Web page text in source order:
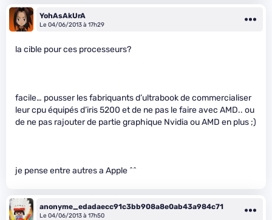
YohAsAkUrA
Le 04/06/2013 à 17h29
la cible pour ces processeurs?
facile… pousser les fabriquants d’ultrabook de commercialiser
leur cpu équipés d’iris 5200 et de ne pas le faire avec AMD.. ou
de ne pas rajouter de partie graphique Nvidia ou AMD en plus ;)
je pense entre autres a Apple ^^
anonyme_edadaecc91c3bb908a8e0ab43a984c71
Le 04/06/2013 à 17h50